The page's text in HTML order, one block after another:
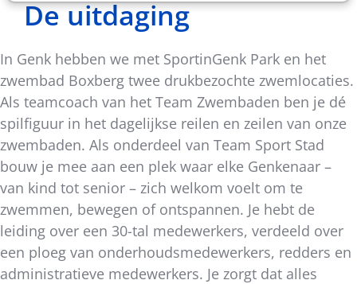
De uitdaging
In Genk hebben we met SportinGenk Park en het
zwembad Boxberg twee drukbezochte zwemlocaties.
Als teamcoach van het Team Zwembaden ben je dé
spilfiguur in het dagelijkse reilen en zeilen van onze
zwembaden. Als onderdeel van Team Sport Stad
bouw je mee aan een plek waar elke Genkenaar –
van kind tot senior – zich welkom voelt om te
zwemmen, bewegen of ontspannen. Je hebt de
leiding over een 30-tal medewerkers, verdeeld over
een ploeg van onderhoudsmedewerkers, redders en
administratieve medewerkers. Je zorgt dat alles